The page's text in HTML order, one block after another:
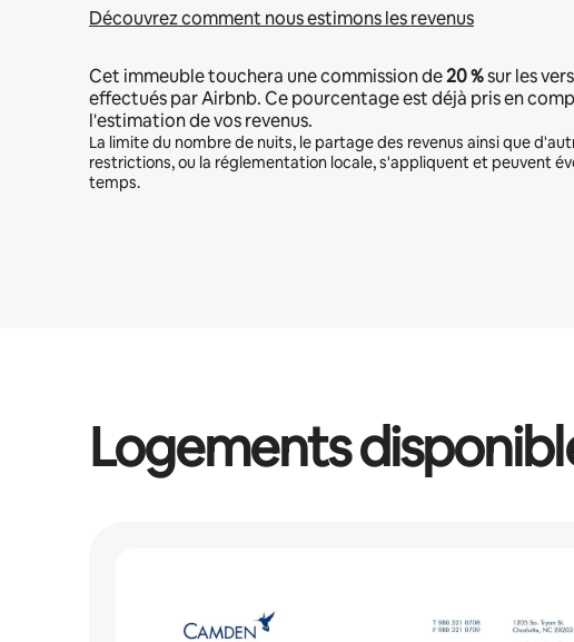
Découvrez comment nous estimons les revenus
Cet immeuble touchera une commission de20 %sur les
effectués par Airbnb. Ce pourcentage est déjà pris en
l'estimation de vos revenus.
La limite du nombre de nuits, le partage des revenus ainsi que
restrictions, ou la réglementation locale, s'appliquent et peuvent
temps.
Logements